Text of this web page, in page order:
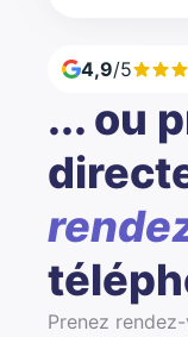
4,9/5
... ou
Prenez